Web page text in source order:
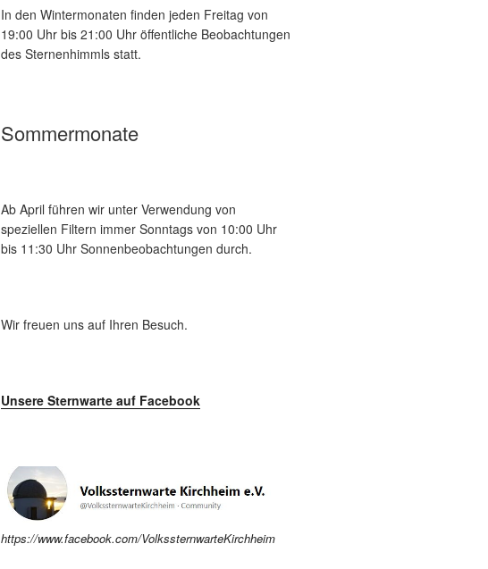
In den Wintermonaten finden jeden Freitag von
19:00 Uhr bis 21:00 Uhr öffentliche Beobachtungen
des Sternenhimmls statt.
Sommermonate
Ab April führen wir unter Verwendung von
speziellen Filtern immer Sonntags von 10:00 Uhr
bis 11:30 Uhr Sonnenbeobachtungen durch.
Wir freuen uns auf Ihren Besuch.
Unsere Sternwarte auf Facebook
https://www.facebook.com/VolkssternwarteKirchheim